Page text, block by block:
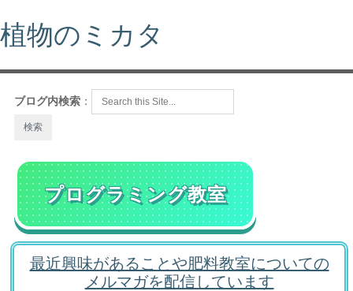
植物のミカタ
ブログ内検索 ：
プログラミング教室
最近興味があることや肥料教室についての
メルマガを配信しています